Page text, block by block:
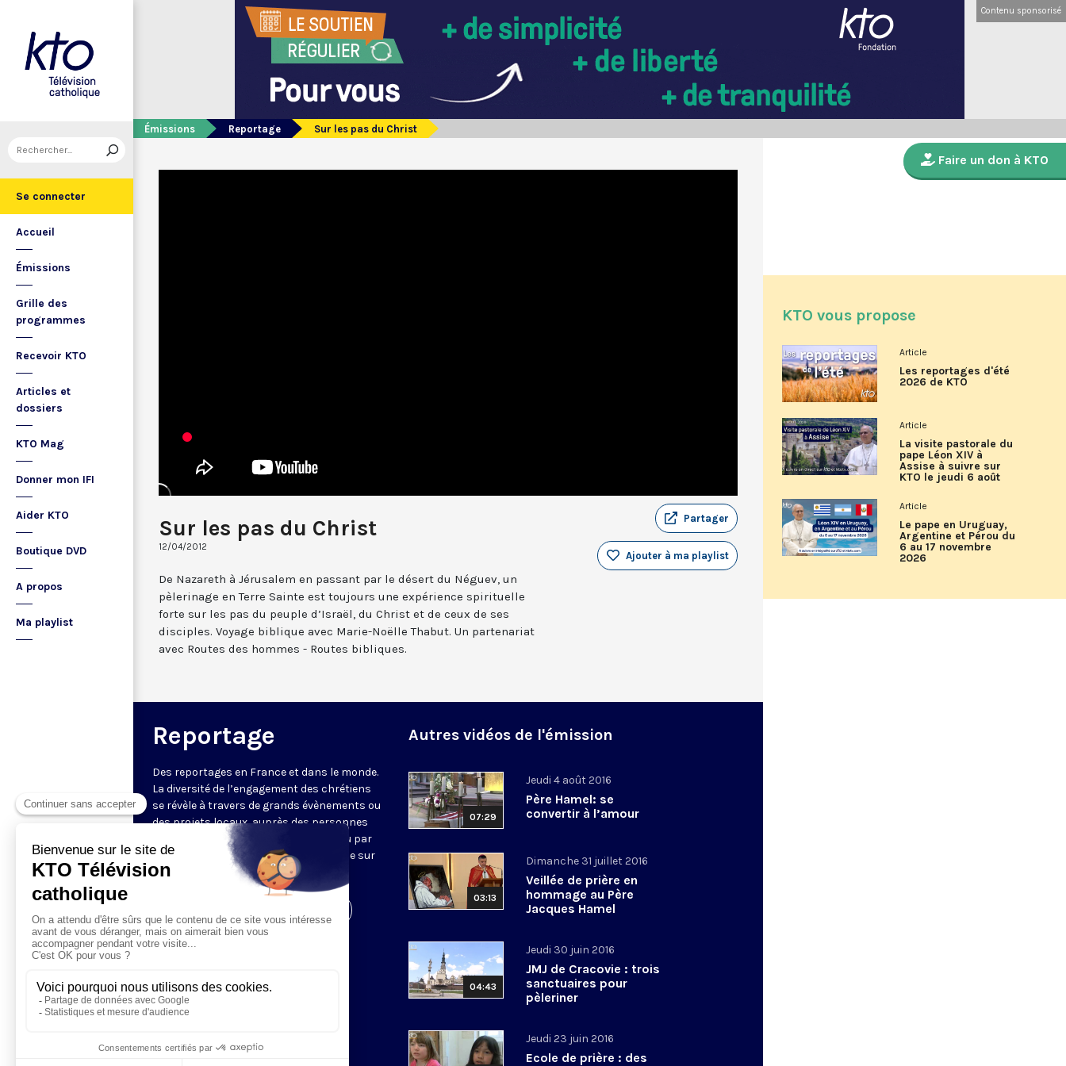
Se connecter
Accueil
Émissions
Grille des
programmes
Recevoir KTO
Articles et
dossiers
KTO Mag
Donner mon IFI
Aider KTO
Boutique DVD
A propos
Ma playlist
Contenu sponsorisé
Émissions Reportage Sur les pas du Christ
Sur les pas du Christ
12/04/2012
Partager
Ajouter à ma playlist
De Nazareth à Jérusalem en passant par le désert du Néguev, un
pèlerinage en Terre Sainte est toujours une expérience spirituelle
forte sur les pas du peuple d’Israël, du Christ et de ceux de ses
disciples. Voyage biblique avec Marie-Noëlle Thabut. Un partenariat
avec Routes des hommes - Routes bibliques.
Reportage
Des reportages en France et dans le monde.
La diversité de l’engagement des chrétiens
se révèle à travers de grands évènements ou
des projets locaux, auprès des personnes
fragiles, au service du Bien commun ou par
l’évangélisation. Un regard d’espérance sur
le monde.
Autres vidéos de l'émission
07:29
Jeudi 4 août 2016
Père Hamel: se
convertir à l’amour
03:13
Dimanche 31 juillet 2016
Veillée de prière en
hommage au Père
Jacques Hamel
04:43
Jeudi 30 juin 2016
JMJ de Cracovie : trois
sanctuaires pour
pèleriner
Jeudi 23 juin 2016
Ecole de prière : des
Faire un don à KTO
KTO vous propose
Article
Les reportages d'été
2026 de KTO
Article
La visite pastorale du
pape Léon XIV à
Assise à suivre sur
KTO le jeudi 6 août
Article
Le pape en Uruguay,
Argentine et Pérou du
6 au 17 novembre
2026